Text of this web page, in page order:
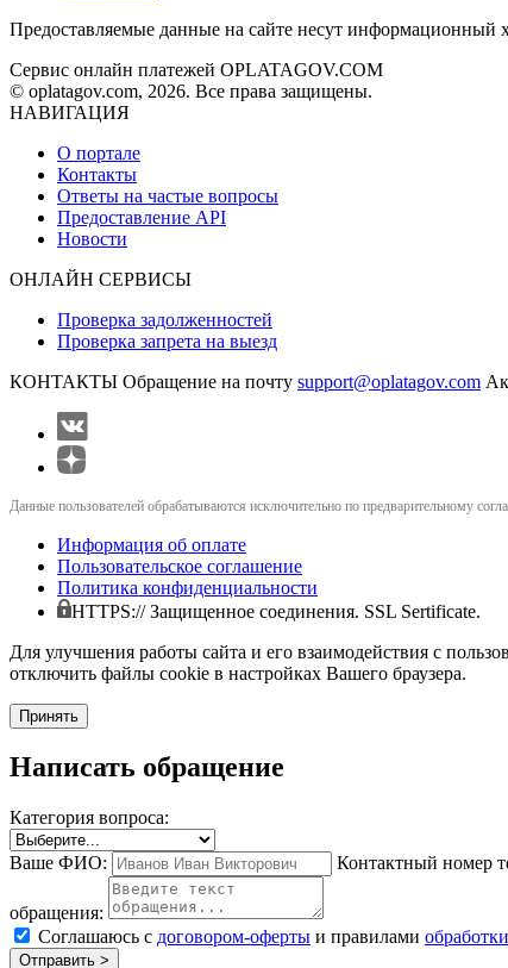
Предоставляемые данные на сайте несут информационный
Сервис онлайн платежей OPLATAGOV.COM
© oplatagov.com, 2026. Все права защищены.
НАВИГАЦИЯ
О портале
Контакты
Ответы на частые вопросы
Предоставление API
Новости
ОНЛАЙН СЕРВИСЫ
Проверка задолженностей
Проверка запрета на выезд
КОНТАКТЫ Обращение на почту support@oplatagov.com
Данные пользователей обрабатываются исключительно по предварительному
Информация об оплате
Пользовательское соглашение
Политика конфиденциальности
HTTPS:// Защищенное соединения. SSL Sertificate.
Для улучшения работы сайта и его взаимодействия с
отключить файлы cookie в настройках Вашего браузера.
Принять
Написать обращение
Категория вопроса:
Ваше ФИО: Контактный номер
обращения:
Соглашаюсь с договором-оферты и правилами
Отправить >